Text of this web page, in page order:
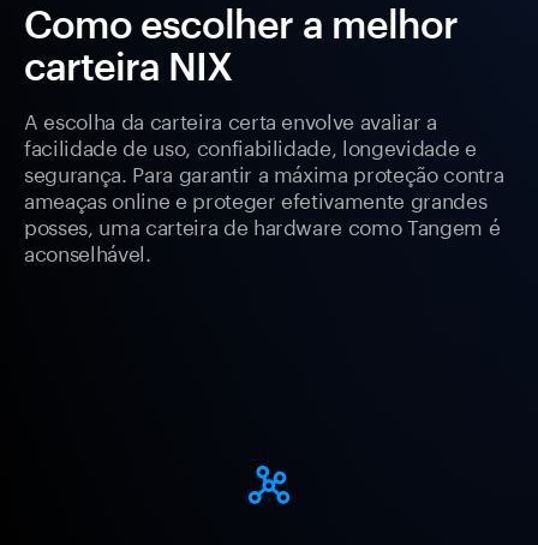
Como escolher a melhor
carteira NIX
A escolha da carteira certa envolve avaliar a
facilidade de uso, confiabilidade, longevidade e
segurança. Para garantir a máxima proteção contra
ameaças online e proteger efetivamente grandes
posses, uma carteira de hardware como Tangem é
aconselhável.